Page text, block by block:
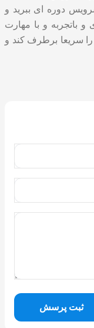
دوره ای ببرید و
باتجربه و با مهارت
را سریعا برطرف کند و
ثبت پرسش